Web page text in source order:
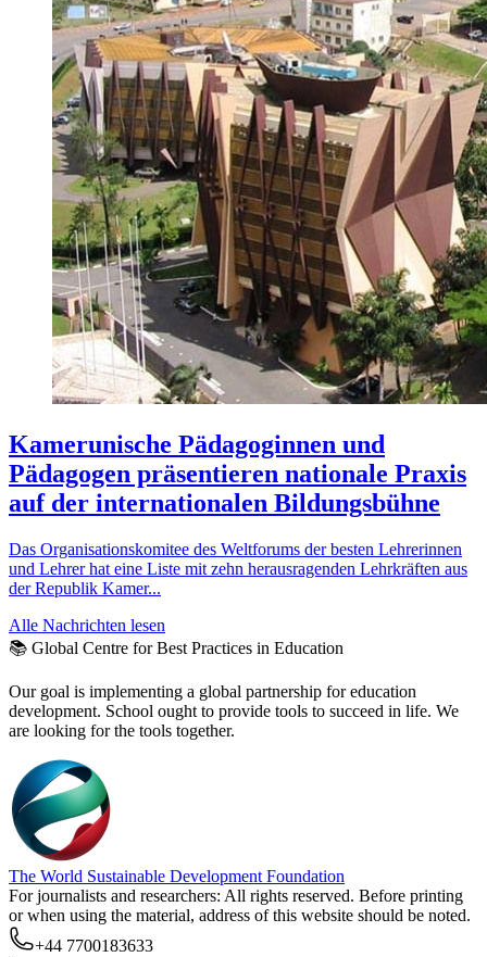
Kamerunische Pädagoginnen und
Pädagogen präsentieren nationale Praxis
auf der internationalen Bildungsbühne
Das Organisationskomitee des Weltforums der besten Lehrerinnen
und Lehrer hat eine Liste mit zehn herausragenden Lehrkräften aus
der Republik Kamer...
Alle Nachrichten lesen
📚 Global Centre for Best Practices in Education
Our goal is implementing a global partnership for education
development. School ought to provide tools to succeed in life. We
are looking for the tools together.
The World Sustainable Development Foundation
For journalists and researchers: All rights reserved. Before printing
or when using the material, address of this website should be noted.
+44 7700183633